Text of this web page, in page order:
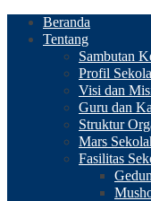
Beranda
Tentang
Sambutan
Profil
Visi dan
Guru dan
Struktur
Mars
Fasilitas